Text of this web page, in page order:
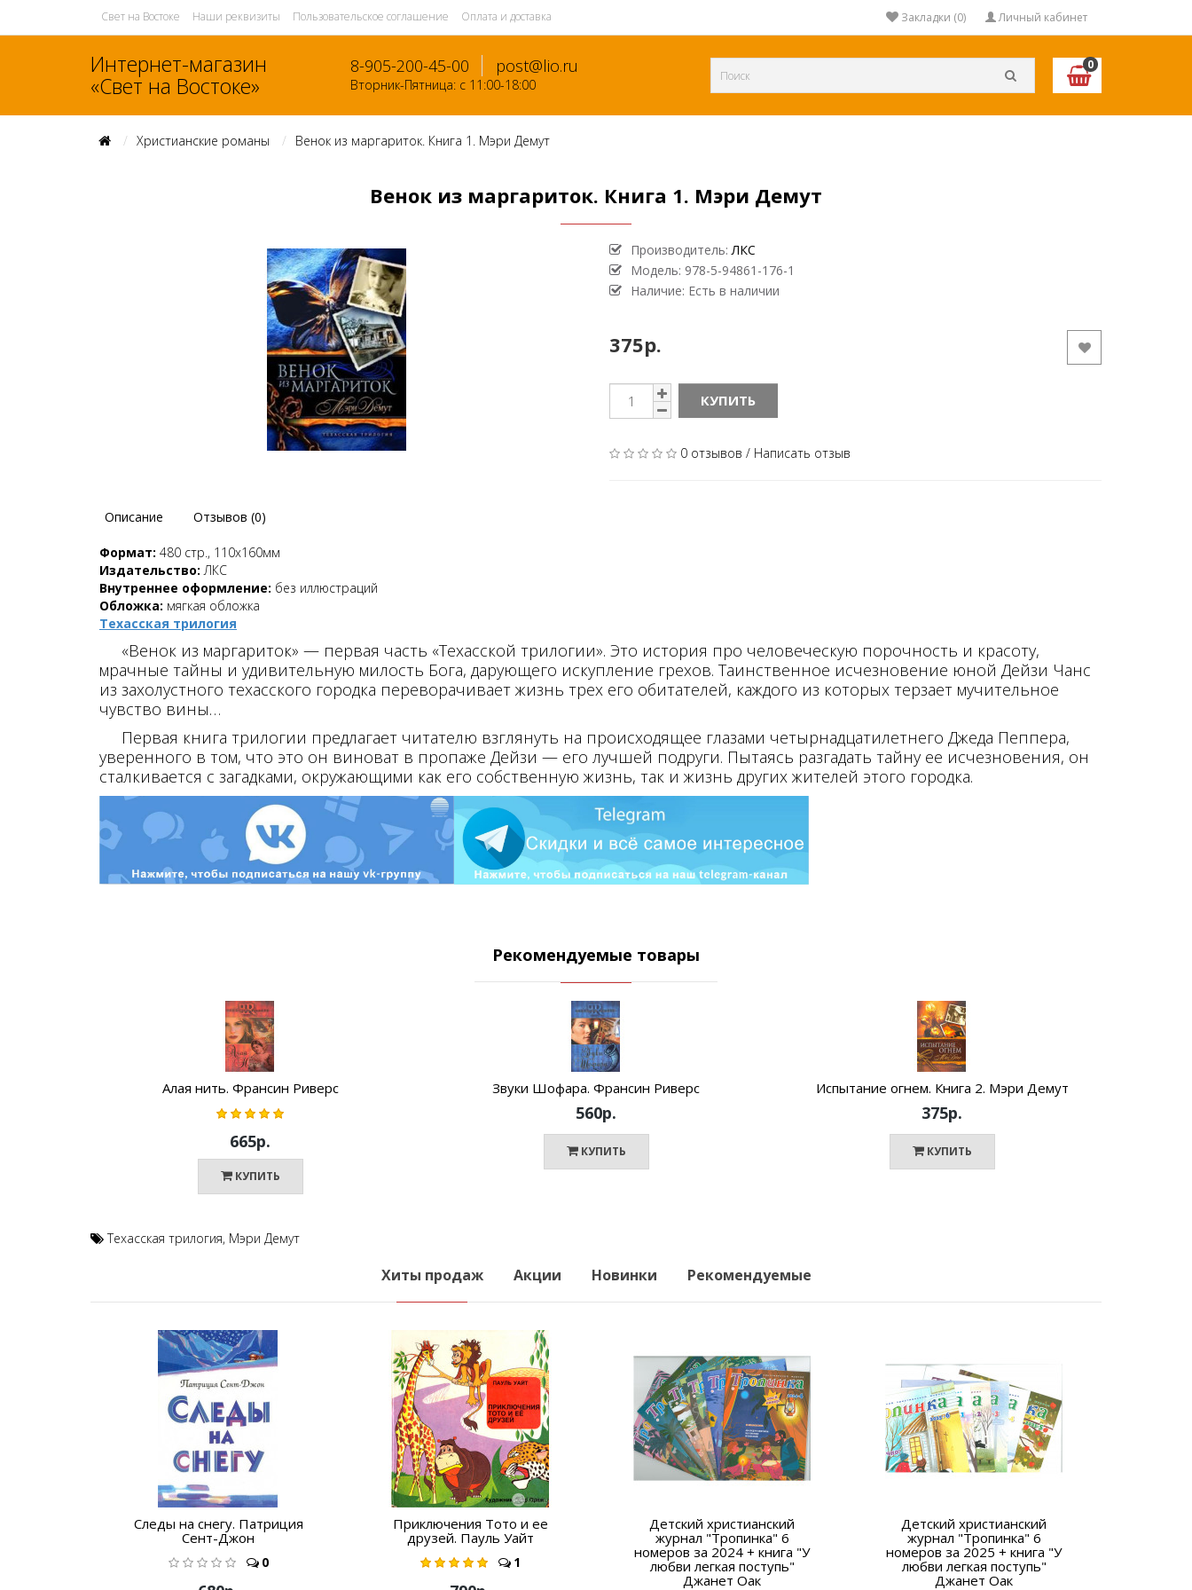
Свет на Востоке Наши реквизиты Пользовательское соглашение Оплата и доставка Личный кабинет
Закладки (0)
Интернет-магазин
«Свет на Востоке»
8-905-200-45-00 post@lio.ru
Вторник-Пятница: с 11:00-18:00
0
Христианские романы Венок из маргариток. Книга 1. Мэри Демут
Венок из маргариток. Книга 1. Мэри Демут
Производитель:ЛКС
Модель: 978-5-94861-176-1
Наличие: Есть в наличии
375р.
КУПИТЬ
0 отзывов / Написать отзыв
Описание Отзывов (0)
Формат: 480 стр., 110х160мм
Издательство: ЛКС
Внутреннее оформление: без иллюстраций
Обложка: мягкая обложка
Техасская трилогия
«Венок из маргариток» — первая часть «Техасской трилогии». Это история про человеческую порочность и красоту,
мрачные тайны и удивительную милость Бога, дарующего искупление грехов. Таинственное исчезновение юной Дейзи Чанс
из захолустного техасского городка переворачивает жизнь трех его обитателей, каждого из которых терзает мучительное
чувство вины…
Первая книга трилогии предлагает читателю взглянуть на происходящее глазами четырнадцатилетнего Джеда Пеппера,
уверенного в том, что это он виноват в пропаже Дейзи — его лучшей подруги. Пытаясь разгадать тайну ее исчезновения, он
сталкивается с загадками, окружающими как его собственную жизнь, так и жизнь других жителей этого городка.
Рекомендуемые товары
Алая нить. Франсин Риверс
665р.
КУПИТЬ
Звуки Шофара. Франсин Риверс
560р.
КУПИТЬ
Испытание огнем. Книга 2. Мэри Демут
375р.
КУПИТЬ
Техасская трилогия, Мэри Демут
Хиты продаж Акции Новинки Рекомендуемые
Следы на снегу. Патриция
Сент-Джон
0
Приключения Тото и ее
друзей. Пауль Уайт
1
Детский христианский
журнал "Тропинка" 6
номеров за 2024 + книга "У
любви легкая поступь"
Джанет Оак
Детский христианский
журнал "Тропинка" 6
номеров за 2025 + книга "У
любви легкая поступь"
Джанет Оак